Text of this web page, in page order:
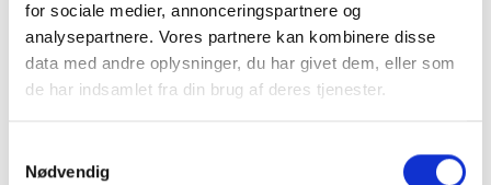
for sociale medier, annonceringspartnere og
analysepartnere. Vores partnere kan kombinere disse
data med andre oplysninger, du har givet dem, eller som
de har indsamlet fra din brug af deres tjenester.
personoplysninger i vores privatlivspolitik, som du
Nødvendig
1925
Peter
Pogue Jr.
C. L. Müller (a) C. L. Müller
Peter
Andersen
Henrik